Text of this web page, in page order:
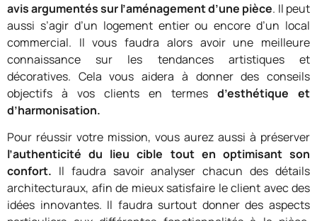
avis argumentés sur l’aménagement d’une pièce. Il peut
aussi s’agir d’un logement entier ou encore d’un local
commercial. Il vous faudra alors avoir une meilleure
connaissance sur les tendances artistiques et
décoratives. Cela vous aidera à donner des conseils
objectifs à vos clients en termes d’esthétique et
d’harmonisation.
Pour réussir votre mission, vous aurez aussi à préserver
l’authenticité du lieu cible tout en optimisant son
confort. Il faudra savoir analyser chacun des détails
architecturaux, afin de mieux satisfaire le client avec des
idées innovantes. Il faudra surtout donner des aspects